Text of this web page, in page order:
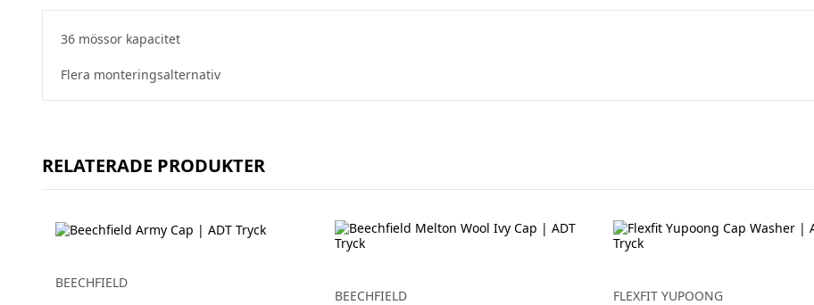
36 mössor kapacitet
Flera monteringsalternativ
RELATERADE PRODUKTER
BEECHFIELD
BEECHFIELD
FLEXFIT YUPOONG